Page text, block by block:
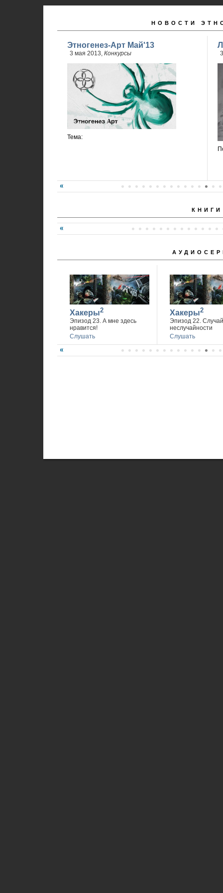
НОВОСТИ
Этногенез-Арт Май'13
3 мая 2013, Конкурсы
Тема:
КНИГИ
Хакеры2
Эпизод 23. А мне здесь
нравится!
Слушать
Хакеры2
Эпизод 22.
неслучайности
Слушать